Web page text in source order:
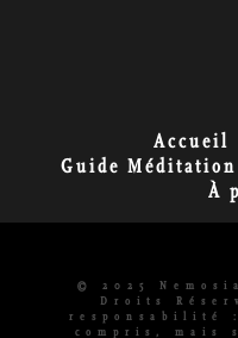
Accueil
Guide Méditation
À
© 2025
Droits
responsabilité
compris, mais